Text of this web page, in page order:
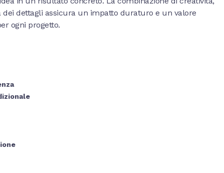
dettagli assicura un impatto duraturo e un valore
ogni progetto.